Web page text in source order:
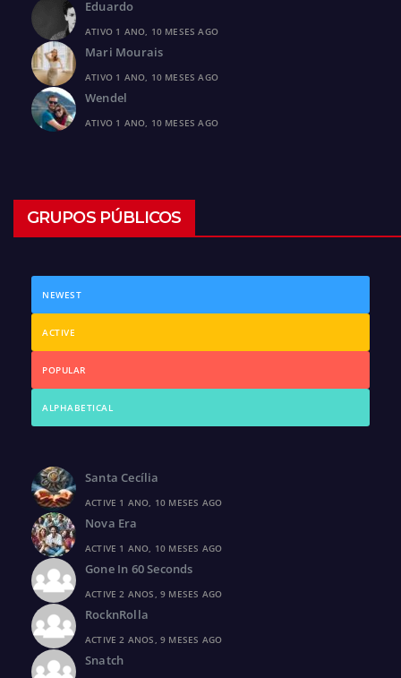
Eduardo
ATIVO 1 ANO, 10 MESES AGO
Mari Mourais
ATIVO 1 ANO, 10 MESES AGO
Wendel
ATIVO 1 ANO, 10 MESES AGO
GRUPOS PÚBLICOS
NEWEST
ACTIVE
POPULAR
ALPHABETICAL
Santa Cecília
ACTIVE 1 ANO, 10 MESES AGO
Nova Era
ACTIVE 1 ANO, 10 MESES AGO
Gone In 60 Seconds
ACTIVE 2 ANOS, 9 MESES AGO
RocknRolla
ACTIVE 2 ANOS, 9 MESES AGO
Snatch